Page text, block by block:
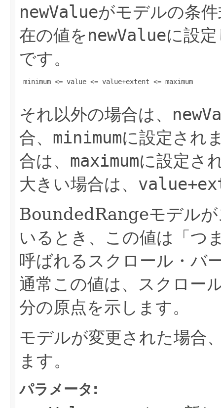
newValueがモデルの条
在の値をnewValueに設
です。
minimum <= value <= value+extent <= maximum
それ以外の場合は、
合、 minimumに設定され
合は、 maximumに設定さ
大きい場合は、
BoundedRangeモデルが
いるとき、この値は「つ
呼ばれるスクロール・バ
通常この値は、スクロー
分の原点を示します。
モデルが変更された場合
ます。
パラメータ: